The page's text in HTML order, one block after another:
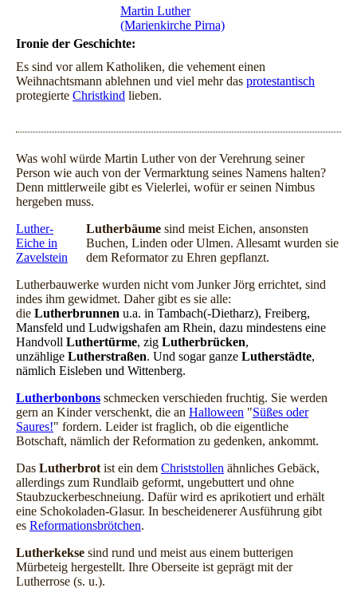
Martin Luther
(Marienkirche Pirna)
Ironie der Geschichte:
Es sind vor allem Katholiken, die vehement einen
Weihnachtsmann ablehnen und viel mehr das protestantisch
protegierte Christkind lieben.
Was wohl würde Martin Luther von der Verehrung seiner
Person wie auch von der Vermarktung seines Namens halten?
Denn mittlerweile gibt es Vielerlei, wofür er seinen Nimbus
hergeben muss.
Luther-
Eiche in
Zavelstein
Lutherbäume sind meist Eichen, ansonsten
Buchen, Linden oder Ulmen. Allesamt wurden sie
dem Reformator zu Ehren gepflanzt.
Lutherbauwerke wurden nicht vom Junker Jörg errichtet, sind
indes ihm gewidmet. Daher gibt es sie alle:
die Lutherbrunnen u.a. in Tambach(-Dietharz), Freiberg,
Mansfeld und Ludwigshafen am Rhein, dazu mindestens eine
Handvoll Luthertürme, zig Lutherbrücken,
unzählige Lutherstraßen. Und sogar ganze Lutherstädte,
nämlich Eisleben und Wittenberg.
Lutherbonbons schmecken verschieden fruchtig. Sie werden
gern an Kinder verschenkt, die an Halloween "Süßes oder
Saures!" fordern. Leider ist fraglich, ob die eigentliche
Botschaft, nämlich der Reformation zu gedenken, ankommt.
Das Lutherbrot ist ein dem Christstollen ähnliches Gebäck,
allerdings zum Rundlaib geformt, ungebuttert und ohne
Staubzuckerbeschneiung. Dafür wird es aprikotiert und erhält
eine Schokoladen-Glasur. In bescheidenerer Ausführung gibt
es Reformationsbrötchen.
Lutherkekse sind rund und meist aus einem butterigen
Mürbeteig hergestellt. Ihre Oberseite ist geprägt mit der
Lutherrose (s. u.).